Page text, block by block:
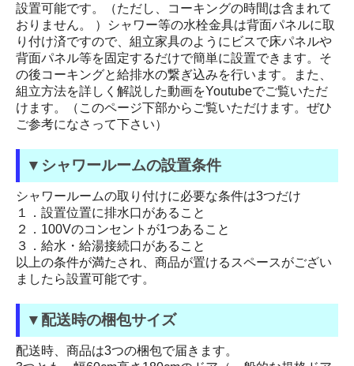
設置可能です。（ただし、コーキングの時間は含まれて
おりません。 ）シャワー等の水栓金具は背面パネルに取
り付け済ですので、組立家具のようにビスで床パネルや
背面パネル等を固定するだけで簡単に設置できます。そ
の後コーキングと給排水の繋ぎ込みを行います。また、
組立方法を詳しく解説した動画をYoutubeでご覧いただ
けます。（このページ下部からご覧いただけます。ぜひ
ご参考になさって下さい）
▼シャワールームの設置条件
シャワールームの取り付けに必要な条件は3つだけ
１．設置位置に排水口があること
２．100Vのコンセントが1つあること
３．給水・給湯接続口があること
以上の条件が満たされ、商品が置けるスペースがござい
ましたら設置可能です。
▼配送時の梱包サイズ
配送時、商品は3つの梱包で届きます。